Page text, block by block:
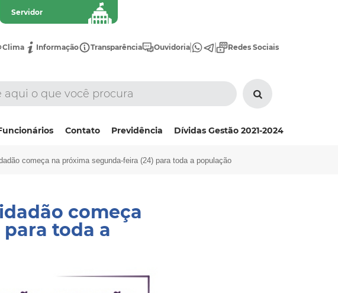
Servidor
Clima Informação Transparência Ouvidoria Redes Sociais
Contato Previdência Dívidas Gestão 2021-2024
começa na próxima segunda-feira (24) para toda a população
começa
toda a